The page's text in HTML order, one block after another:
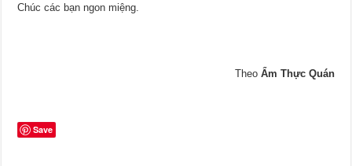
Chúc các bạn ngon miệng.
Theo Ẩm Thực Quán
Save